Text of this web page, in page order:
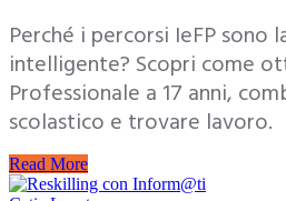
Perché i percorsi IeFP sono
intelligente? Scopri come
Professionale a 17 anni,
scolastico e trovare lavoro.
Read More